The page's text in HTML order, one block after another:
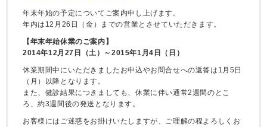
年末年始の予定についてご案内申し上げます。
年内は12月26日（金）までの営業とさせていただきます。
【年末年始休業のご案内】
2014年12月27日（土）～2015年1月4日（日）
休業期間中にいただきましたお申込やお問合せへの返答は1月5日
（月）以降となります。
また、健診結果につきましても、休業に伴い通常2週間のとこ
ろ、約3週間後の発送となります。
お客様にはご迷惑をお掛けいたしますが、ご理解の程よろしくお